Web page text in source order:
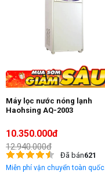
Máy lọc nước nóng lạnh
Haohsing AQ-2003
10.350.000đ
12.940.000đ
Đã bán621
Miễn phí vận chuyển toàn quốc.